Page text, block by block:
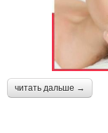
читать дальше →